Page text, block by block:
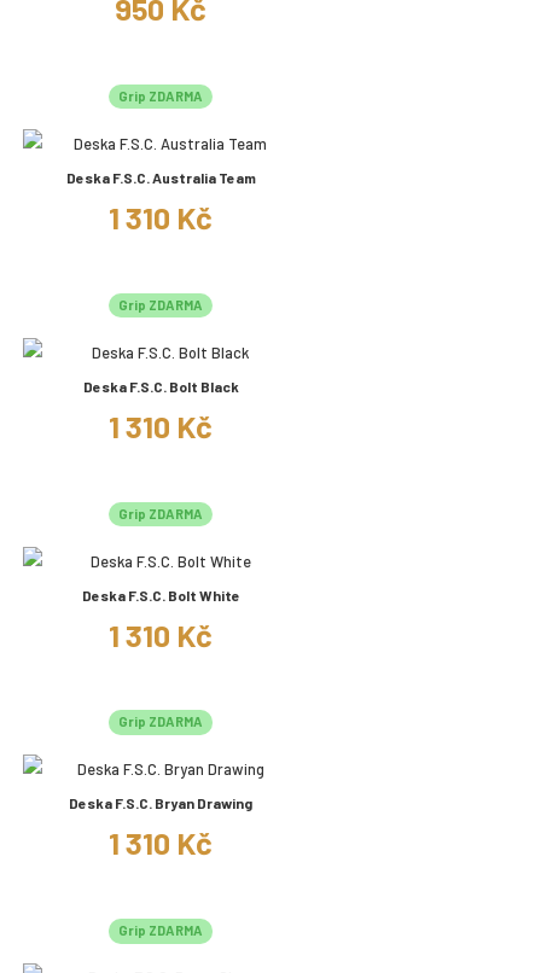
Grip ZDARMA
Deska F.S.C. Australia Team
1 310 Kč
Grip ZDARMA
Deska F.S.C. Bolt Black
1 310 Kč
Grip ZDARMA
Deska F.S.C. Bolt White
1 310 Kč
Grip ZDARMA
Deska F.S.C. Bryan Drawing
1 310 Kč
Grip ZDARMA